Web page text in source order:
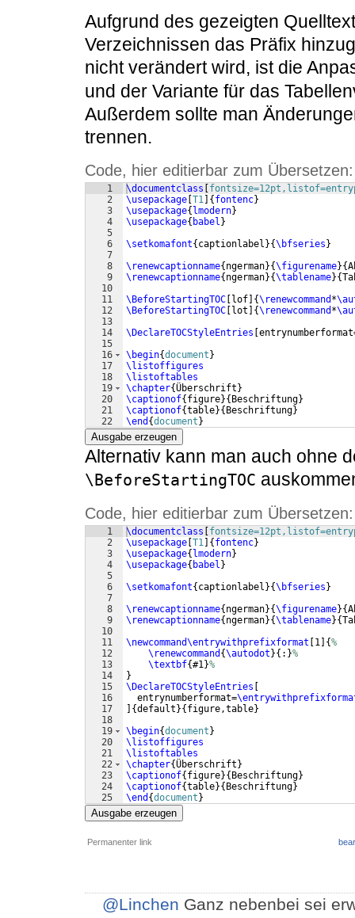
Aufgrund des gezeigten
Verzeichnissen das Präfix
nicht verändert wird, ist die
und der Variante für das
Außerdem sollte man
trennen.
Code, hier editierbar zum Übersetzen:
1
2
3
4
5
6
7
8
9
10
11
12
13
14
15
16
17
18
19
20
21
22
\documentclass
\usepackage T1 { fontenc}
\usepackage{ lmodern}
\usepackage{ babel }
\setkomafont{ captionlabel }{\bfseries }
\renewcaptionname{ ngerman}{\figurename}{
\renewcaptionname{ ngerman}{\tablename}{
\BeforeStartingTOC
lof {\renewcommand *
\BeforeStartingTOC
lot {\renewcommand *
\DeclareTOCStyleEntries
\begin{document }
\listoffigures
\listoftables
\chapter{Überschrift }
\captionof{ figure}{ Beschriftung}
\captionof{table}{ Beschriftung}
\end {document }
Ausgabe erzeugen
Alternativ kann man auch ohne
\BeforeStartingTOC
Code, hier editierbar zum Übersetzen:
1
2
3
4
5
6
7
8
9
10
11
12
13
14
15
16
17
18
19
20
21
22
23
24
25
\documentclass
\usepackage T1 { fontenc}
\usepackage{ lmodern}
\usepackage{ babel }
\setkomafont{ captionlabel }{\bfseries }
\renewcaptionname{ ngerman}{\figurename}{
\renewcaptionname{ ngerman}{\tablename}{
\newcommand\entrywithprefixformat
1 {%
\renewcommand {\autodot }{ : }%
\textbf{#1}%
}
\DeclareTOCStyleEntries
  entrynumberformat=
{default }{ figure,table}
\begin{document }
\listoffigures
\listoftables
\chapter{Überschrift }
\captionof{ figure}{ Beschriftung}
\captionof{table}{ Beschriftung}
\end {document }
Ausgabe erzeugen
Permanenter link
@Linchen Ganz nebenbei sei